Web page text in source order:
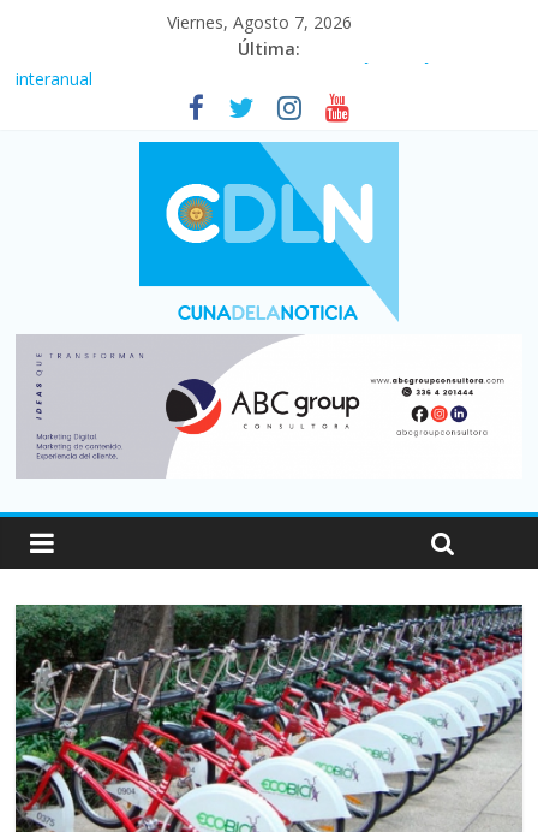
Viernes, Agosto 7, 2026
Última:
Fuerte caída de la venta de autos usados en julio: bajó un 12,6%
Central venció 1 a 0 al River de Coudet en el Monumental
La morosidad alcanzó su nivel más alto en dos décadas y ya
afecta a 400 mil deudores en Santa Fe
Desde que asumió Milei cerraron 41.000 kioscos: el sector
denuncia crisis como en 2001
Vacaciones de invierno con más movimiento y consumo
turístico: 4,6 millones de personas viajaron por el país, un 5,9%